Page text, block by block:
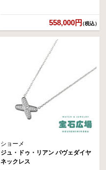
558,000円（税込）
ショーメ
ジュ・ドゥ・リアン パヴェダイヤ
ネックレス